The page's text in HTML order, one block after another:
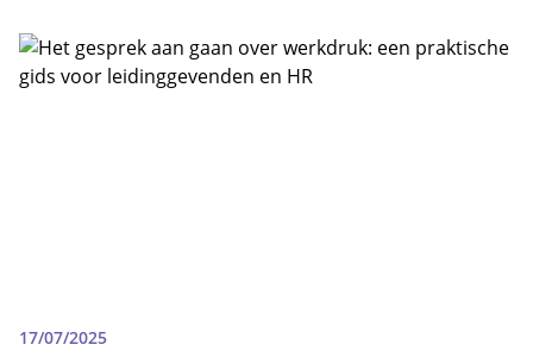
17/07/2025